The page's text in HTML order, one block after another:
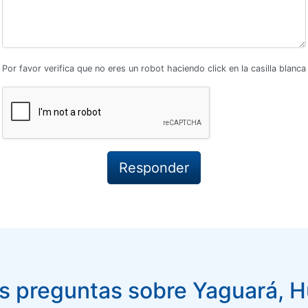
Por favor verifica que no eres un robot haciendo click en la casilla blanca
preguntas sobre Yaguará,